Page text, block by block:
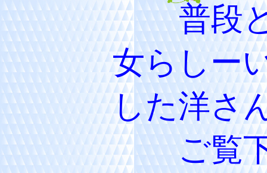
普段
女らしー
した洋さ
ご覧